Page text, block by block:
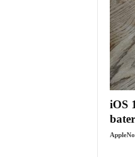
iOS